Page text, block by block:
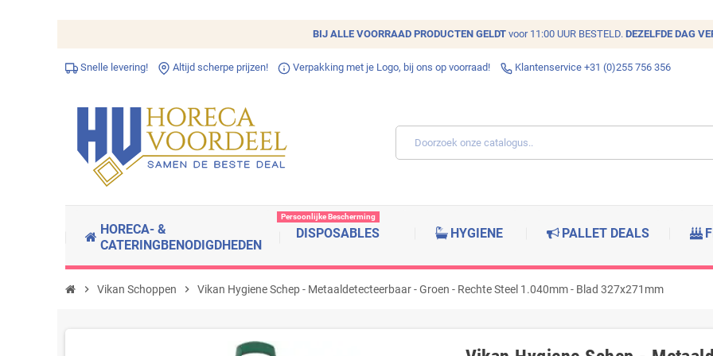
BIJ ALLE VOORRAAD PRODUCTEN GELDT voor 11:00 UUR BESTELD. DEZELFDE DAG
Snelle levering! Altijd scherpe prijzen! Verpakking met je Logo, bij ons op voorraad! Klantenservice +31 (0)255 756 356
HORECA- &
CATERINGBENODIGDHEDEN
DISPOSABLES
Persoonlijke Bescherming
HYGIENE PALLET DEALS
chevron_right Vikan Schoppen chevron_right Vikan Hygiene Schep - Metaaldetecteerbaar - Groen - Rechte Steel 1.040mm - Blad 327x271mm